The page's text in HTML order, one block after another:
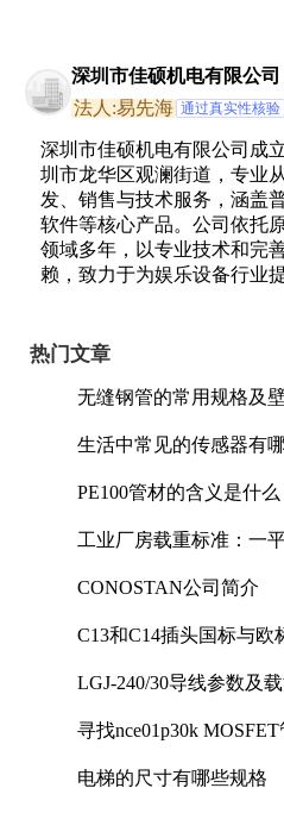
深圳市佳硕机电有限公司
法人:易先海 通过真实性核验
深圳市佳硕机电有限公司成
圳市龙华区观澜街道，专业
发、销售与技术服务，涵盖
软件等核心产品。公司依托
领域多年，以专业技术和完
赖，致力于为娱乐设备行业
热门文章
无缝钢管的常用规格及
生活中常见的传感器有
PE100管材的含义是什么
工业厂房载重标准：一
CONOSTAN公司简介
C13和C14插头国标与
LGJ-240/30导线参数及
寻找nce01p30k
电梯的尺寸有哪些规格